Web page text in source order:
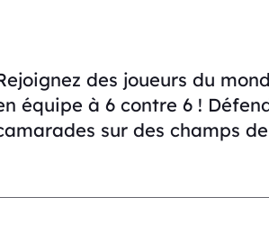
des joueurs du
équipe à 6 contre 6 !
sur des champs